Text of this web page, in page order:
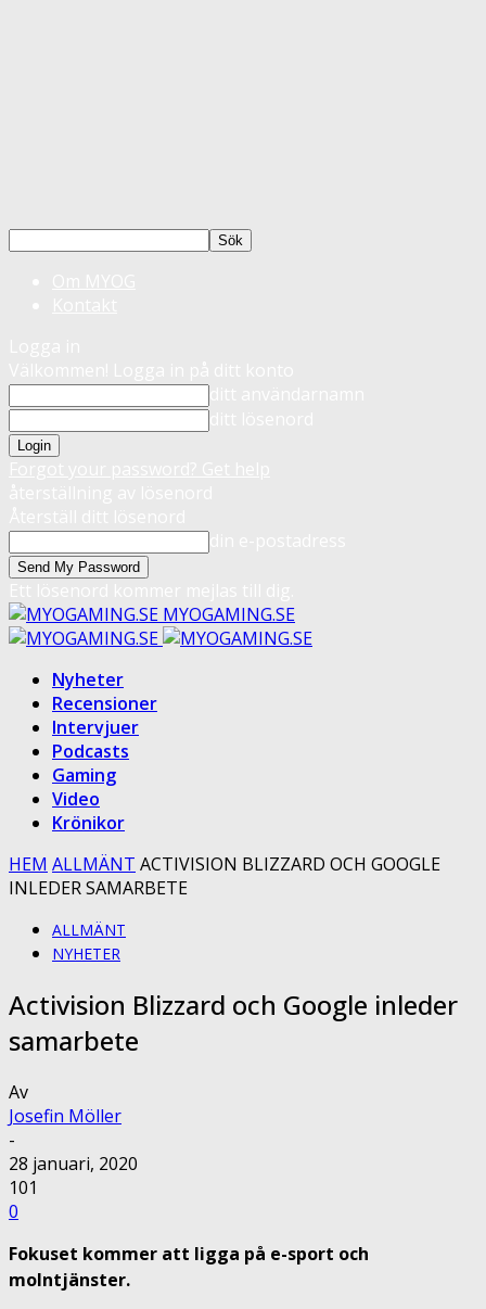
MYOGAMING.SE
Nyheter
Recensioner
Intervjuer
Podcasts
Gaming
Video
Krönikor
HEM ALLMÄNT ACTIVISION BLIZZARD OCH GOOGLE
INLEDER SAMARBETE
ALLMÄNT
NYHETER
Activision Blizzard och Google inleder
samarbete
Av
Josefin Möller
-
28 januari, 2020
101
0
Fokuset kommer att ligga på e-sport och
molntjänster.